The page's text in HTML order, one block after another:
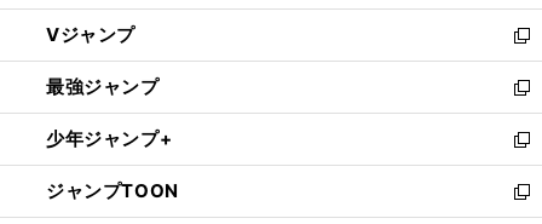
ウ
ィ
ン
ド
ウ
で
開
く
し
い
ウ
ィ
ン
ド
ウ
で
開
Vジャンプ
新
し
い
ウ
ィ
ン
ド
ウ
最強ジャンプ
新
し
い
ウ
ィ
ン
少年ジャンプ+
新
し
い
ジャンプTOON
新